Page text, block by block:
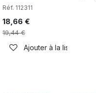
Réf. 112311
18,66 €
19,44€
Ajouter à la liste de